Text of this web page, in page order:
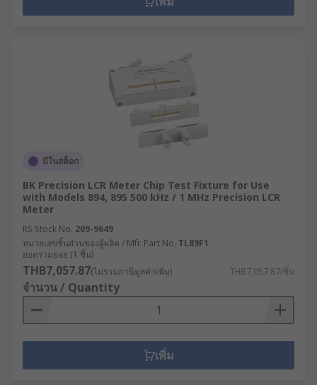
มีในสต็อก
BK Precision LCR Meter Chip Test Fixture for Use
with Models 894, 895 500 kHz / 1 MHz Precision LCR
Meter
RS Stock No. 209-9649
หมายเลขชิ้นส่วนของผู้ผลิต / Mfr. Part No. TL89F1
ยอดรวมย่อย (1 ชิ้น)
THB7,057.87(ไม่รวมภาษีมูลค่าเพิ่ม) THB7,057.87/ชิ้น
จำนวน / Quantity
เพิ่ม